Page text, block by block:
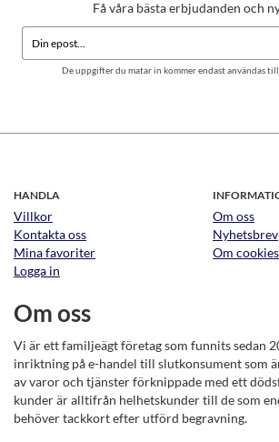
Få våra bästa erbjudanden och
De uppgifter du matar in kommer endast användas
HANDLA
Villkor
Kontakta oss
Mina favoriter
Logga in
Om oss
Nyhetsbrev
Om cookies
Om oss
Vi är ett familjeägt företag som funnits sedan
inriktning på e-handel till slutkonsument som
av varor och tjänster förknippade med ett
kunder är alltifrån helhetskunder till de som
behöver tackkort efter utförd begravning.